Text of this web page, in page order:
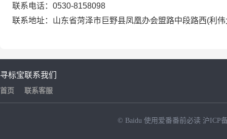
联系电话：0530-8158098
联系地址：山东省菏泽市巨野县凤凰办会盟路中段路西(利
寻标宝
首页
联系我们
联系客服
© Baidu 使用爱番番前必读 沪ICP